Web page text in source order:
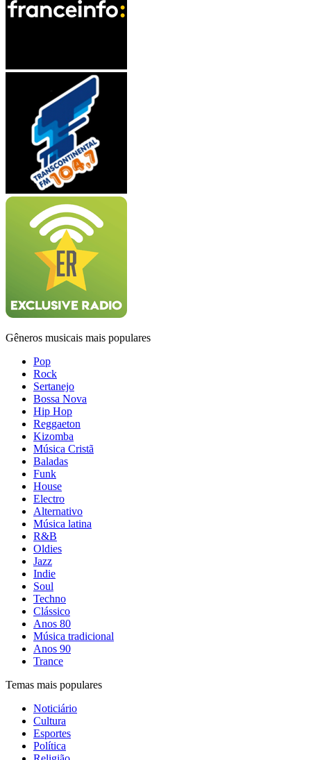
Gêneros musicais mais populares
Pop
Rock
Sertanejo
Bossa Nova
Hip Hop
Reggaeton
Kizomba
Música Cristã
Baladas
Funk
House
Electro
Alternativo
Música latina
R&B
Oldies
Jazz
Indie
Soul
Techno
Clássico
Anos 80
Música tradicional
Anos 90
Trance
Temas mais populares
Noticiário
Cultura
Esportes
Política